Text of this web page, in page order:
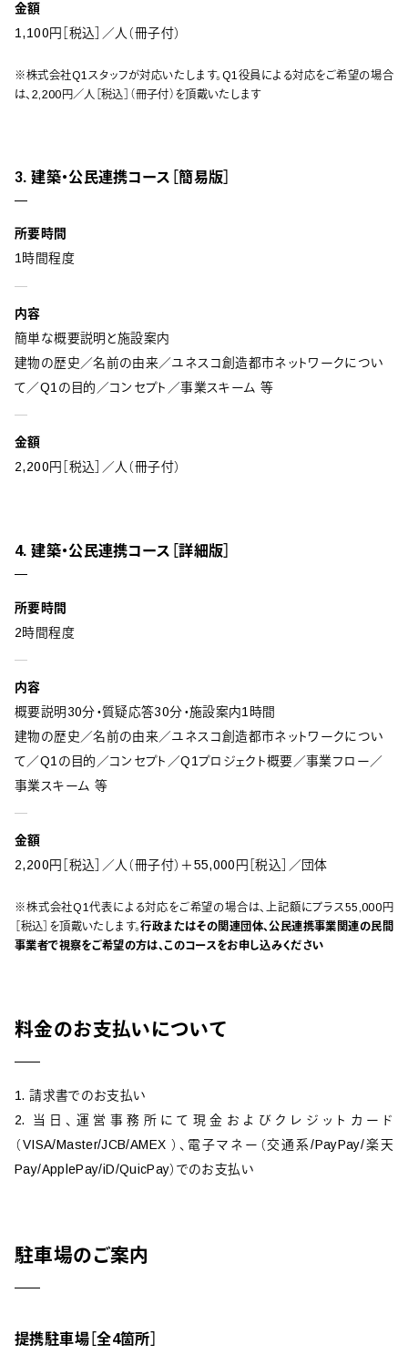
金額
1,100円［税込］／人（冊子付）
※株式会社Q1スタッフが対応いたします。Q1役員による対応をご希望の場合
は、2,200円／人［税込］（冊子付）を頂戴いたします
3. 建築・公民連携コース［簡易版］
所要時間
1時間程度
内容
簡単な概要説明と施設案内
建物の歴史／名前の由来／ユネスコ創造都市ネットワークについ
て／Q1の目的／コンセプト／事業スキーム 等
金額
2,200円［税込］／人（冊子付）
4. 建築・公民連携コース［詳細版］
所要時間
2時間程度
内容
概要説明30分・質疑応答30分・施設案内1時間
建物の歴史／名前の由来／ユネスコ創造都市ネットワークについ
て／Q1の目的／コンセプト／Q1プロジェクト概要／事業フロー／
事業スキーム 等
金額
2,200円［税込］／人（冊子付）＋55,000円［税込］／団体
※株式会社Q1代表による対応をご希望の場合は、上記額にプラス55,000円
［税込］を頂戴いたします。行政またはその関連団体、公民連携事業関連の民間
事業者で視察をご希望の方は、このコースをお申し込みください
料金のお支払いについて
1. 請求書でのお支払い
2. 当日、運営事務所にて現金およびクレジットカード
（VISA/Master/JCB/AMEX ）、電子マネー（交通系/PayPay/楽天
Pay/ApplePay/iD/QuicPay）でのお支払い
駐車場のご案内
提携駐車場［全4箇所］